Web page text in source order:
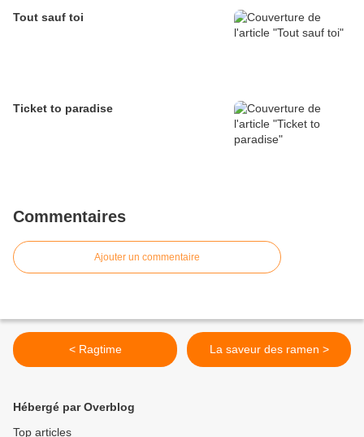
Tout sauf toi
Ticket to paradise
Commentaires
Ajouter un commentaire
< Ragtime La saveur des ramen >
Hébergé par Overblog
Top articles